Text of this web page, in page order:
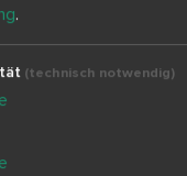
hier für ein
an oder schreiben Sie
Schullizenz-Team:
.
(technisch notwendig)